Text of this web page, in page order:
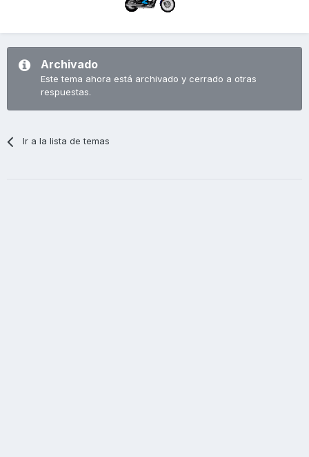
Archivado
Este tema ahora está archivado y cerrado a otras
respuestas.
Ir a la lista de temas